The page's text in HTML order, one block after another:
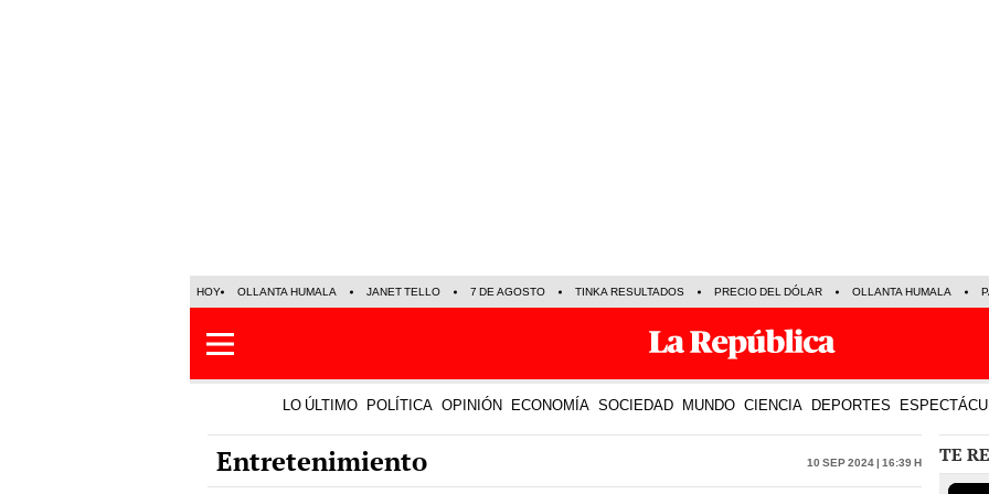
HOY OLLANTA HUMALA JANET TELLO 7 DE AGOSTO TINKA RESULTADOS PRECIO DEL DÓLAR OLLANTA HUMALA
LO ÚLTIMO POLÍTICA OPINIÓN ECONOMÍA SOCIEDAD MUNDO CIENCIA DEPORTES
Entretenimiento 10 Sep 2024 | 16:39 h TE